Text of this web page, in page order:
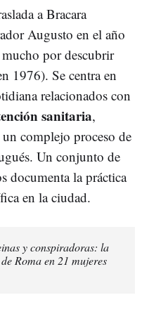
a Bracara
Augusto en el año
por descubrir
1976). Se centra en
relacionados con
sanitaria,
complejo proceso de
Un conjunto de
documenta la práctica
en la ciudad.
y conspiradoras: la
Roma en 21 mujeres